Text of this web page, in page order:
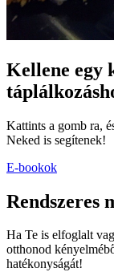
Kellene egy
Kattints a gomb ra,
Neked is segítenek!
E-bookok
Rendszeres
Ha Te is elfoglalt
otthonod
hatékonyságát!